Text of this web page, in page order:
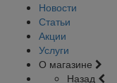
Новости
Статьи
Акции
Услуги
О магазине
Назад